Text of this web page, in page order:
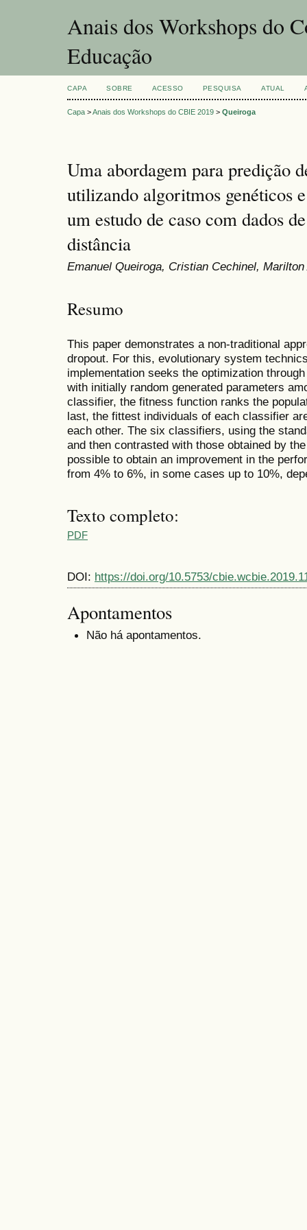
Anais dos Workshops do
Educação
CAPA SOBRE ACESSO PESQUISA ATUAL
Capa >Anais dos Workshops do CBIE 2019 > Queiroga
Uma abordagem para predição
utilizando algoritmos genéticos
um estudo de caso com dados
distância
Emanuel Queiroga, Cristian Cechinel, Marilton
Resumo
This paper demonstrates a non-traditional
dropout. For this, evolutionary system
implementation seeks the optimization
with initially random generated parameters
classifier, the fitness function ranks the
last, the fittest individuals of each classifier
each other. The six classifiers, using the
and then contrasted with those obtained by
possible to obtain an improvement in the
from 4% to 6%, in some cases up to 10%,
Texto completo:
PDF
DOI: https://doi.org/10.5753/
Apontamentos
Não há apontamentos.